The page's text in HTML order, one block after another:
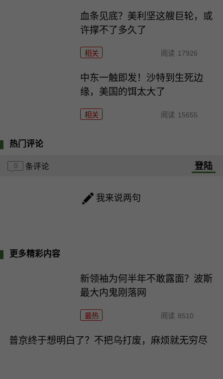
血条见底？美利坚这艘巨轮，或
许撑不了多久了
相关 阅读 17926
中东一触即发！沙特到生死边
缘，美国的饵太大了
相关 阅读 15655
热门评论
0 条评论 登陆
我来说两句
更多精彩内容
新领袖为何半年不敢露面？波斯
最大内鬼刚落网
最热 阅读 8510
普京终于想明白了？不把乌打废，麻烦就无穷尽